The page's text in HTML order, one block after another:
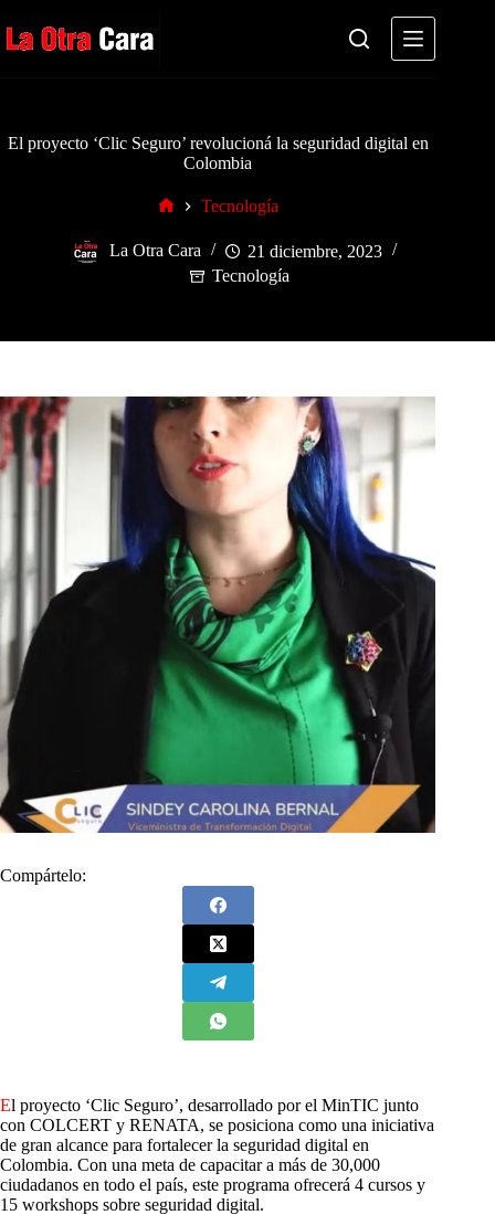
al
contenido
El proyecto ‘Clic Seguro’ revolucioná la seguridad digital en
Colombia
Tecnología
La Otra Cara
21 diciembre, 2023
Tecnología
Compártelo:
El proyecto ‘Clic Seguro’, desarrollado por el MinTIC junto
con COLCERT y RENATA, se posiciona como una iniciativa
de gran alcance para fortalecer la seguridad digital en
Colombia. Con una meta de capacitar a más de 30,000
ciudadanos en todo el país, este programa ofrecerá 4 cursos y
15 workshops sobre seguridad digital.